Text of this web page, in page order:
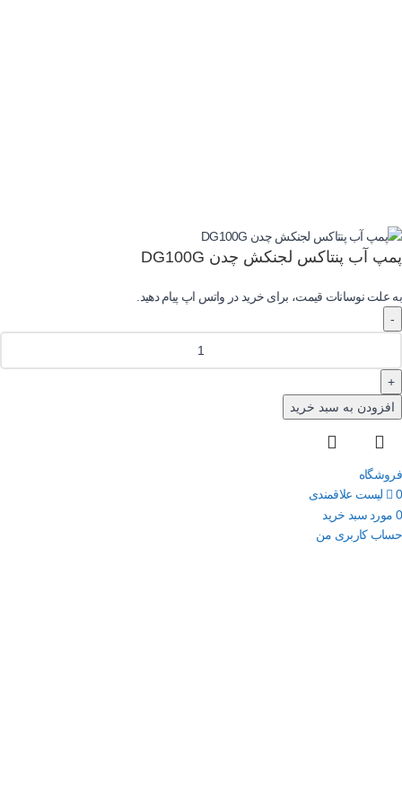
پمپ آب پنتاکس لجنکش چدن DG100G
به علت نوسانات قیمت، برای خرید در واتس اپ پیام دهید.
افزودن به سبد خرید
فروشگاه
0
لیست علاقمندی
0 مورد سبد خرید
حساب کاربری من